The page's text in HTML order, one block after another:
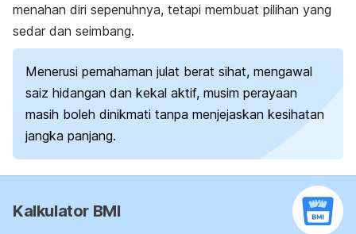
menahan diri sepenuhnya, tetapi membuat pilihan yang
sedar dan seimbang.
Menerusi pemahaman julat berat sihat, mengawal
saiz hidangan dan kekal aktif, musim perayaan
masih boleh dinikmati tanpa menjejaskan kesihatan
jangka panjang.
Kalkulator BMI